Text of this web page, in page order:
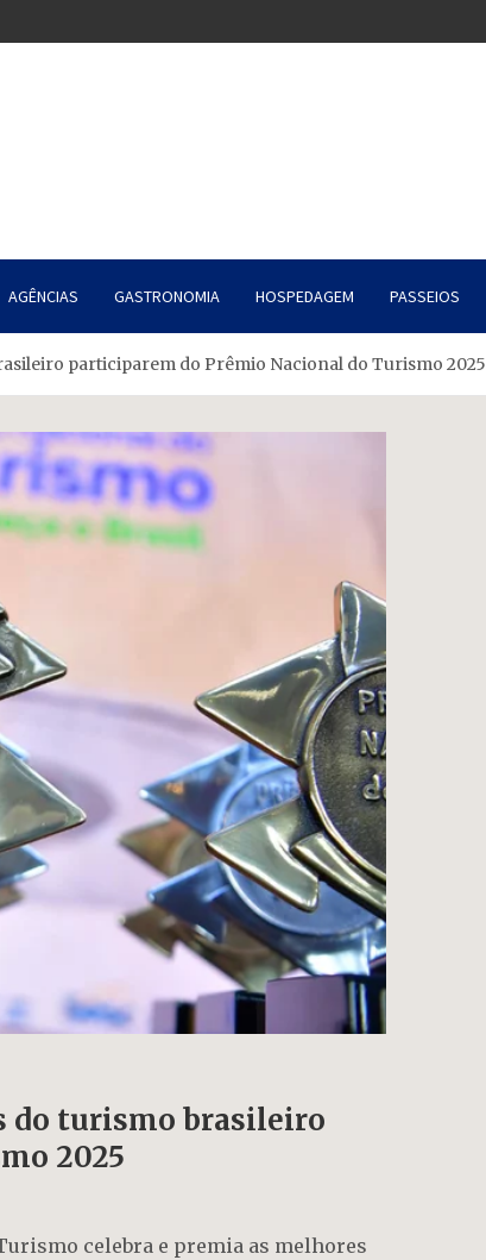
AGÊNCIAS GASTRONOMIA HOSPEDAGEM PASSEIOS
participarem do Prêmio Nacional do Turismo 2025
do turismo brasileiro
2025
celebra e premia as melhores